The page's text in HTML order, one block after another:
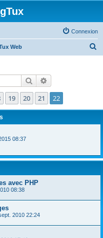
Connexion
Web
r
Rechercher
19 20 21 22
08:37
avec PHP
08:38
2010 22:24